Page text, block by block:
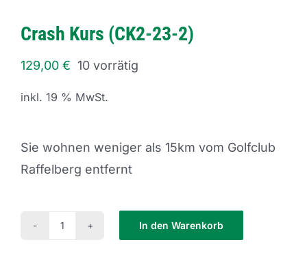
Crash Kurs (CK2-23-2)
129,00 € 10 vorrätig
inkl. 19 % MwSt.
Sie wohnen weniger als 15km vom Golfclub
Raffelberg entfernt
In den Warenkorb